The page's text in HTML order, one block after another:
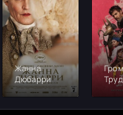
Жанна
Дюбарри